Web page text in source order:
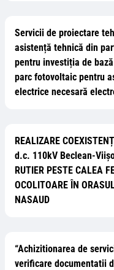
Servicii de proiectare
asistență tehnică din
pentru investiția de
parc fotovoltaic pentru
electrice necesară
REALIZARE
d.c. 110kV Beclean-
RUTIER PESTE CALEA
OCOLITOARE ÎN
NASAUD
“Achizitionarea de
verificare documentatii